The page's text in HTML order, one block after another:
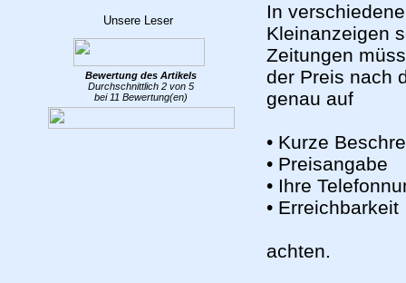
Bewertung des Artikels
Durchschnittlich 2 von 5
bei 11 Bewertung(en)
In
Kleinanzeigen
Zeitungen
der Preis nach
genau auf
• Kurze
• Preisangabe
• Ihre
• Erreichbarkeit
achten.